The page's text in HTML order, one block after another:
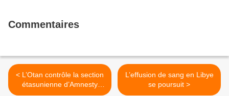
Commentaires
< L’Otan contrôle la section
étasunienne d’Amnesty
International
L’effusion de sang en Libye
se poursuit >